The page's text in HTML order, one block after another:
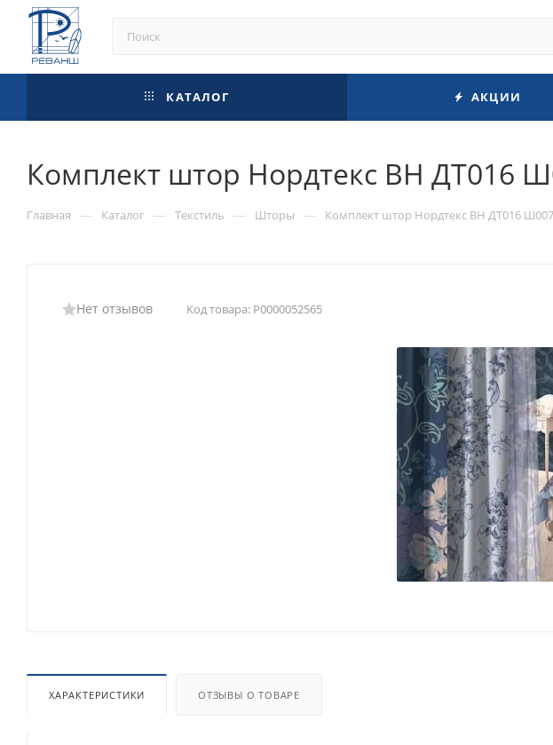
КАТАЛОГ АКЦИИ
Комплект штор Нордтекс ВН ДТ016
Главная — Каталог — Текстиль — Шторы — Комплект штор Нордтекс ВН ДТ016
Нет отзывов Код товара: Р0000052565
ХАРАКТЕРИСТИКИ ОТЗЫВЫ О ТОВАРЕ